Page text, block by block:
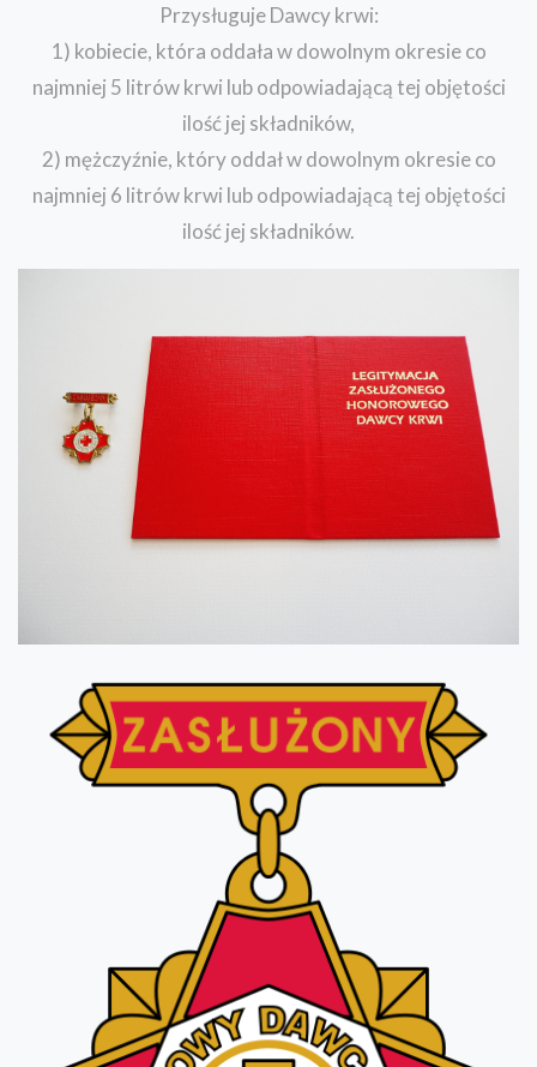
Przysługuje Dawcy krwi:
1) kobiecie, która oddała w dowolnym okresie co
najmniej 5 litrów krwi lub odpowiadającą tej objętości
ilość jej składników,
2) mężczyźnie, który oddał w dowolnym okresie co
najmniej 6 litrów krwi lub odpowiadającą tej objętości
ilość jej składników.